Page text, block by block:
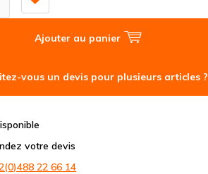
Ajouter au panier
vous un devis pour plusieurs articles ?
votre devis
22 66 14